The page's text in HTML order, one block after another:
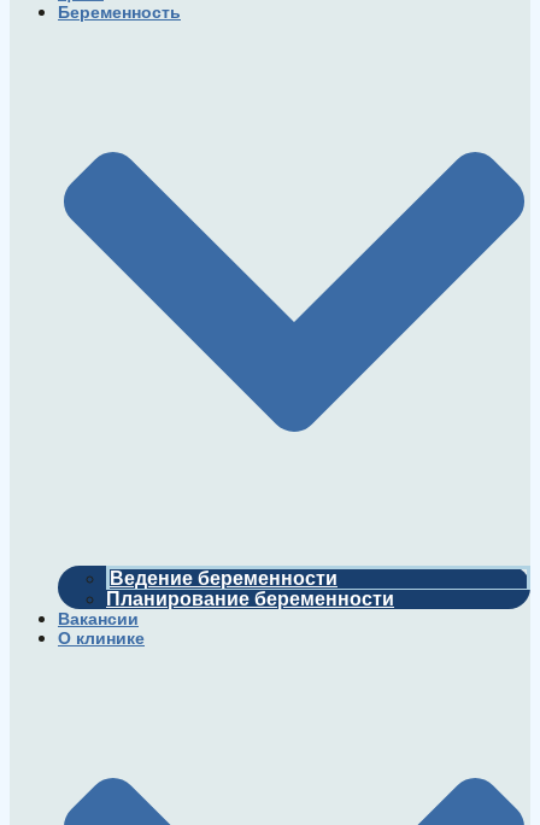
Беременность
Ведение беременности
Планирование беременности
Вакансии
О клинике